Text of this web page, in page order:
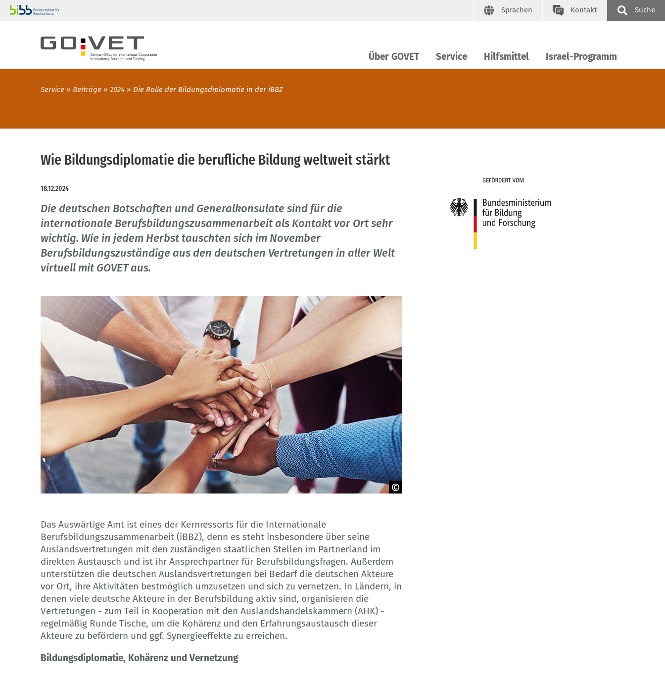
Sprachen Kontakt Suche
Über GOVET Service Hilfsmittel Israel-Programm
Service Beiträge 2024 Die Rolle der Bildungsdiplomatie in der iBBZ
Wie Bildungsdiplomatie die berufliche Bildung weltweit stärkt
18.12.2024
Die deutschen Botschaften und Generalkonsulate sind für die
internationale Berufsbildungszusammenarbeit als Kontakt vor Ort sehr
wichtig. Wie in jedem Herbst tauschten sich im November
Berufsbildungszuständige aus den deutschen Vertretungen in aller Welt
virtuell mit GOVET aus.
Das Auswärtige Amt ist eines der Kernressorts für die Internationale
Berufsbildungszusammenarbeit (iBBZ), denn es steht insbesondere über seine
Auslandsvertretungen mit den zuständigen staatlichen Stellen im Partnerland im
direkten Austausch und ist ihr Ansprechpartner für Berufsbildungsfragen. Außerdem
unterstützen die deutschen Auslandsvertretungen bei Bedarf die deutschen Akteure
vor Ort, ihre Aktivitäten bestmöglich umzusetzen und sich zu vernetzen. In Ländern, in
denen viele deutsche Akteure in der Berufsbildung aktiv sind, organisieren die
Vertretungen - zum Teil in Kooperation mit den Auslandshandelskammern (AHK) -
regelmäßig Runde Tische, um die Kohärenz und den Erfahrungsaustausch dieser
Akteure zu befördern und ggf. Synergieeffekte zu erreichen.
Bildungsdiplomatie, Kohärenz und Vernetzung